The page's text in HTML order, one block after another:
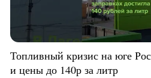
Топливный кризис на юге
и цены до 140р за литр